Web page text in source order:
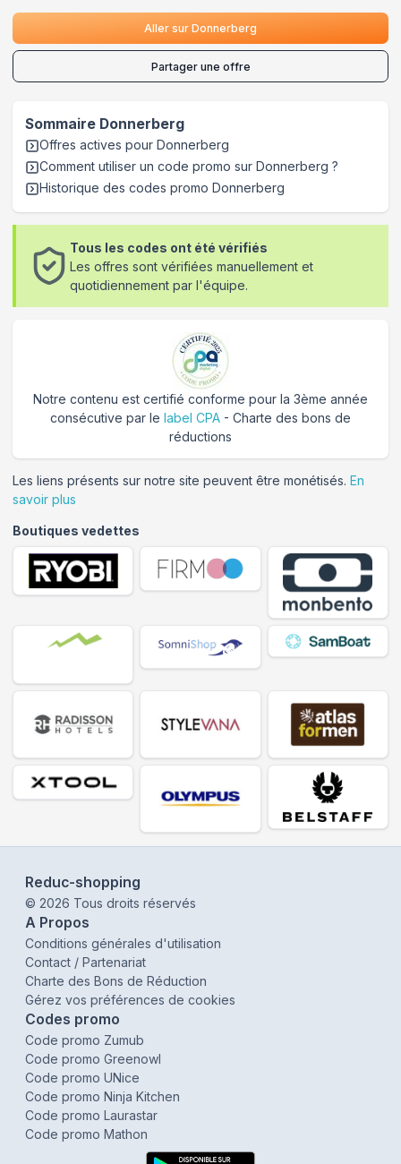
Aller sur Donnerberg
Partager une offre
Sommaire Donnerberg
Offres actives pour Donnerberg
Comment utiliser un code promo sur Donnerberg ?
Historique des codes promo Donnerberg
Tous les codes ont été vérifiés
Les offres sont vérifiées manuellement et
quotidiennement par l'équipe.
Notre contenu est certifié conforme pour la 3ème année
consécutive par le label CPA - Charte des bons de
réductions
Les liens présents sur notre site peuvent être monétisés. En
savoir plus
Boutiques vedettes
Reduc-shopping
© 2026 Tous droits réservés
A Propos
Conditions générales d'utilisation
Contact / Partenariat
Charte des Bons de Réduction
Gérez vos préférences de cookies
Codes promo
Code promo Zumub
Code promo Greenowl
Code promo UNice
Code promo Ninja Kitchen
Code promo Laurastar
Code promo Mathon